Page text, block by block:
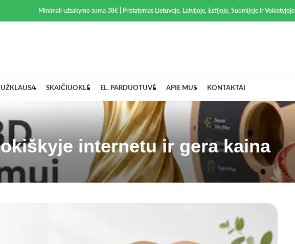
Minimali užsakymo suma 38€ | Pristatymas Lietuvoje, Latvijoje, Estijoje, Suomijoje ir Vokietyjoje
UŽKLAUSA SKAIČIUOKLĖ EL. PARDUOTUVĖ APIE MUS KONTAKTAI
internetu ir gera kaina